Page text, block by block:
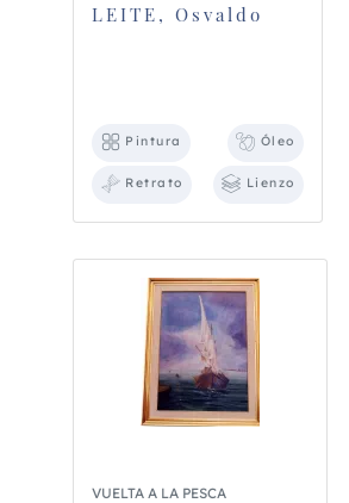
LEITE, Osvaldo
Pintura Óleo
Retrato Lienzo
VUELTA A LA PESCA